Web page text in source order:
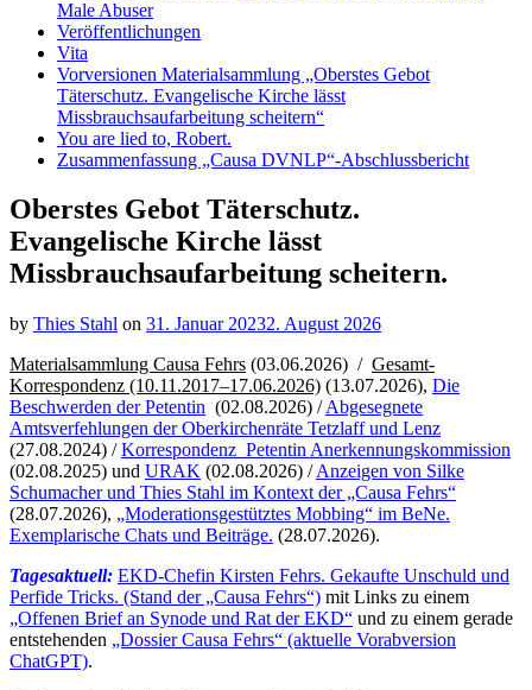
Male Abuser
Veröffentlichungen
Vita
Vorversionen Materialsammlung „Oberstes Gebot
Täterschutz. Evangelische Kirche lässt
Missbrauchsaufarbeitung scheitern“
You are lied to, Robert.
Zusammenfassung „Causa DVNLP“-Abschlussbericht
Oberstes Gebot Täterschutz.
Evangelische Kirche lässt
Missbrauchsaufarbeitung scheitern.
by Thies Stahl on 31. Januar 20232. August 2026
Materialsammlung Causa Fehrs (03.06.2026) / Gesamt-
Korrespondenz (10.11.2017–17.06.2026) (13.07.2026), Die
Beschwerden der Petentin (02.08.2026) /Abgesegnete
Amtsverfehlungen der Oberkirchenräte Tetzlaff und Lenz
(27.08.2024) /Korrespondenz Petentin Anerkennungskommission
(02.08.2025) und URAK (02.08.2026) /Anzeigen von Silke
Schumacher und Thies Stahl im Kontext der „Causa Fehrs“
(28.07.2026), „Moderationsgestütztes Mobbing“ im BeNe.
Exemplarische Chats und Beiträge. (28.07.2026).
Tagesaktuell: EKD-Chefin Kirsten Fehrs. Gekaufte Unschuld und
Perfide Tricks. (Stand der „Causa Fehrs“) mit Links zu einem
„Offenen Brief an Synode und Rat der EKD“ und zu einem gerade
entstehenden „Dossier Causa Fehrs“ (aktuelle Vorabversion
ChatGPT).